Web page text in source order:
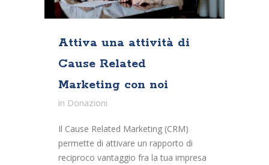
Attiva una attività di
Cause Related
Marketing con noi
in Donazioni
Il Cause Related Marketing (CRM)
permette di attivare un rapporto di
reciproco vantaggio fra la tua impresa